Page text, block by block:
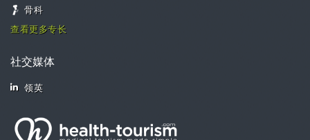
骨科
查看更多专长
社交媒体
领英